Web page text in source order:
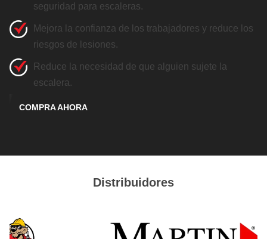
seguridad para escaleras.
Mejora la confianza de los trabajadores y reduce los
riesgos de lesiones.
Reduce la necesidad de que alguien sujete la
escalera.
COMPRA AHORA
Distribuidores